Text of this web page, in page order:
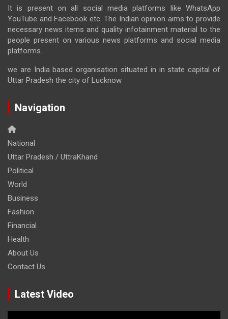
It is present on all social media platforms like WhatsApp
YouTube and Facebook etc. The Indian opinion aims to provide
necessary news items and quality infotainment material to the
people present on various news platforms and social media
platforms.
we are India based organisation situated in in state capital of
Uttar Pradesh the city of Lucknow
Navigation
National
Uttar Pradesh / UttraKhand
Political
World
Business
Fashion
Financial
Health
About Us
Contact Us
Latest Video